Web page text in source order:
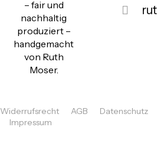
– fair und
nachhaltig
produziert –
handgemacht
von Ruth
Moser.
Widerrufsrecht AGB
Datenschutz
Impressum